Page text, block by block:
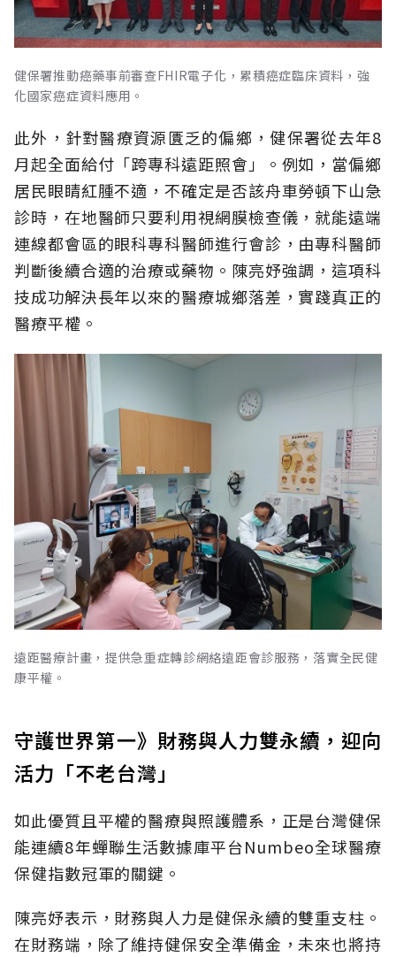
健保署推動癌藥事前審查FHIR電子化，累積癌症臨床資料，強
化國家癌症資料應用。
此外，針對醫療資源匱乏的偏鄉，健保署從去年8
月起全面給付「跨專科遠距照會」。例如，當偏鄉
居民眼睛紅腫不適，不確定是否該舟車勞頓下山急
診時，在地醫師只要利用視網膜檢查儀，就能遠端
連線都會區的眼科專科醫師進行會診，由專科醫師
判斷後續合適的治療或藥物。陳亮妤強調，這項科
技成功解決長年以來的醫療城鄉落差，實踐真正的
醫療平權。
遠距醫療計畫，提供急重症轉診網絡遠距會診服務，落實全民健
康平權。
守護世界第一》財務與人力雙永續，迎向
活力「不老台灣」
如此優質且平權的醫療與照護體系，正是台灣健保
能連續8年蟬聯生活數據庫平台Numbeo全球醫療
保健指數冠軍的關鍵。
陳亮妤表示，財務與人力是健保永續的雙重支柱。
在財務端，除了維持健保安全準備金，未來也將持